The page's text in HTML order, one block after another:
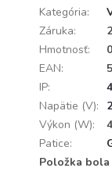
Kategória:
Záruka:
Hmotnosť:
EAN:
IP:
Napätie (V):
Výkon (W):
Patice:
Položka